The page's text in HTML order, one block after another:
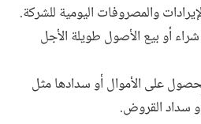
والمصروفات اليومية للشركة.
أو بيع الأصول طويلة الأجل
على الأموال أو سدادها مثل
سداد القروض.